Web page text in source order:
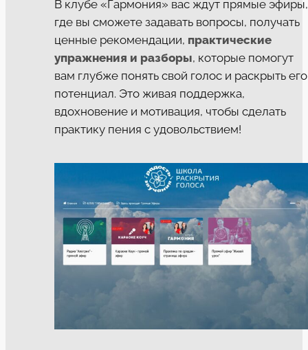
В клубе «Гармония» вас ждут прямые эфиры,
где вы сможете задавать вопросы, получать
ценные рекомендации, практические
упражнения и разборы, которые помогут
вам глубже понять свой голос и раскрыть его
потенциал. Это живая поддержка,
вдохновение и мотивация, чтобы сделать
практику пения с удовольствием!